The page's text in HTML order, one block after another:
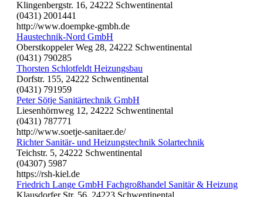
Klingenbergstr. 16, 24222 Schwentinental
(0431) 2001441
http://www.doempke-gmbh.de
Haustechnik-Nord GmbH
Oberstkoppeler Weg 28, 24222 Schwentinental
(0431) 790285
Thorsten Schlotfeldt Heizungsbau
Dorfstr. 155, 24222 Schwentinental
(0431) 791959
Peter Sötje Sanitärtechnik GmbH
Liesenhörnweg 12, 24222 Schwentinental
(0431) 787771
http://www.soetje-sanitaer.de/
Richter Sanitär- und Heizungstechnik Solartechnik
Teichstr. 5, 24222 Schwentinental
(04307) 5987
https://rsh-kiel.de
Friedrich Lange GmbH Fachgroßhandel Sanitär & Heizung
Klausdorfer Str. 56, 24223 Schwentinental